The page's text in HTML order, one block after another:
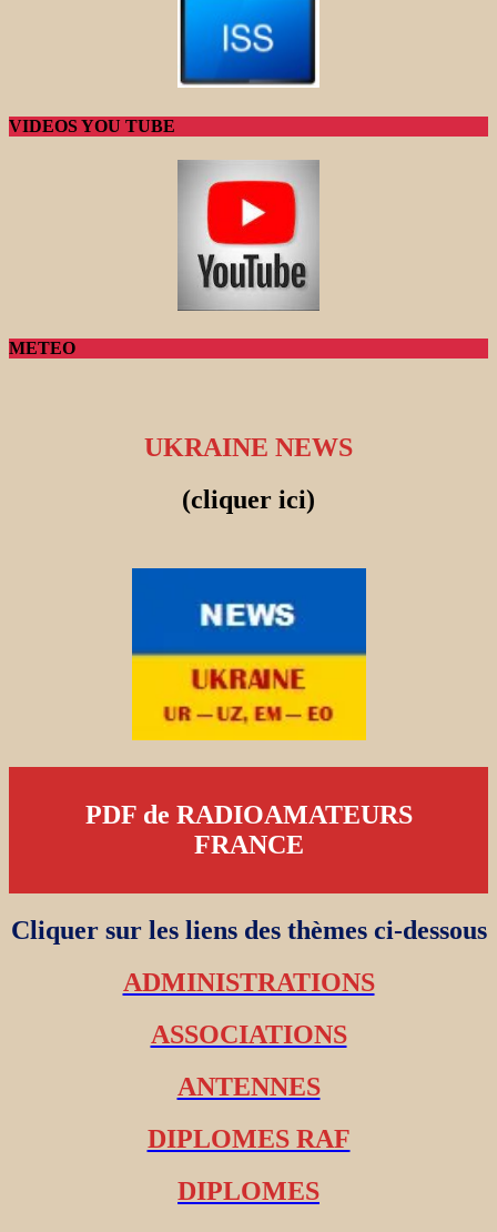
VIDEOS YOU TUBE
METEO
UKRAINE NEWS
(cliquer ici)
PDF de RADIOAMATEURS
FRANCE
Cliquer sur les liens des thèmes ci-dessous
ADMINISTRATIONS
ASSOCIATIONS
ANTENNES
DIPLOMES RAF
DIPLOMES